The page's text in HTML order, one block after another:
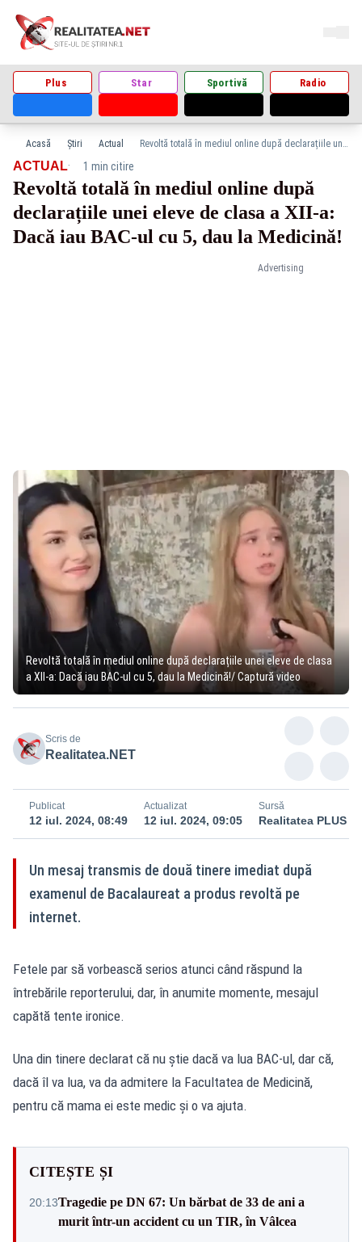
Plus Star Sportivă Radio
Acasă Știri Actual Revoltă totală în mediul online după declarațiile unei eleve de clasa a XII-a: Dacă iau BAC-ul cu 5, dau la Medicină!
Advertising
ACTUAL· 1 min citire
Revoltă totală în mediul online după
declarațiile unei eleve de clasa a XII-a:
Dacă iau BAC-ul cu 5, dau la Medicină!
Revoltă totală în mediul online după declarațiile unei eleve de clasa
a XII-a: Dacă iau BAC-ul cu 5, dau la Medicină!/ Captură video
Scris de
Realitatea.NET
Publicat
12 iul. 2024, 08:49
Actualizat
12 iul. 2024, 09:05
Sursă
Realitatea PLUS
Un mesaj transmis de două tinere imediat după
examenul de Bacalaureat a produs revoltă pe
internet.
Fetele par să vorbească serios atunci când răspund la
întrebările reporterului, dar, în anumite momente, mesajul
capătă tente ironice.
Una din tinere declarat că nu știe dacă va lua BAC-ul, dar că,
dacă îl va lua, va da admitere la Facultatea de Medicină,
pentru că mama ei este medic și o va ajuta.
CITEȘTE ȘI
20:13Tragedie pe DN 67: Un bărbat de 33 de ani a
murit într-un accident cu un TIR, în Vâlcea